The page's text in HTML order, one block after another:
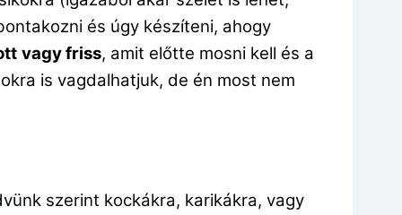
és úgy készíteni, ahogy
vagy friss, amit előtte mosni kell és a
is vagdalhatjuk, de én most nem
szerint kockákra, karikákra, vagy